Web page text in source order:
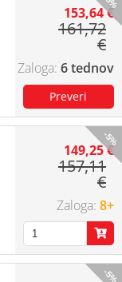
153,64 €
161,72
€
6 tednov
-5%
149,25 €
157,11
€
8+
-5%